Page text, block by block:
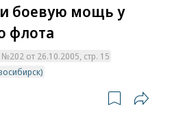
боевую мощь у
флота
от 26.10.2005, стр. 15